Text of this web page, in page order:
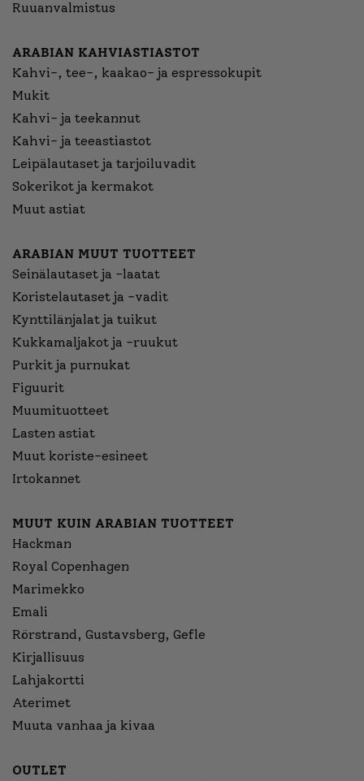
Ruuanvalmistus
ARABIAN KAHVIASTIASTOT
Kahvi-, tee-, kaakao- ja espressokupit
Mukit
Kahvi- ja teekannut
Kahvi- ja teeastiastot
Leipälautaset ja tarjoiluvadit
Sokerikot ja kermakot
Muut astiat
ARABIAN MUUT TUOTTEET
Seinälautaset ja -laatat
Koristelautaset ja -vadit
Kynttilänjalat ja tuikut
Kukkamaljakot ja -ruukut
Purkit ja purnukat
Figuurit
Muumituotteet
Lasten astiat
Muut koriste-esineet
Irtokannet
MUUT KUIN ARABIAN TUOTTEET
Hackman
Royal Copenhagen
Marimekko
Emali
Rörstrand, Gustavsberg, Gefle
Kirjallisuus
Lahjakortti
Aterimet
Muuta vanhaa ja kivaa
OUTLET